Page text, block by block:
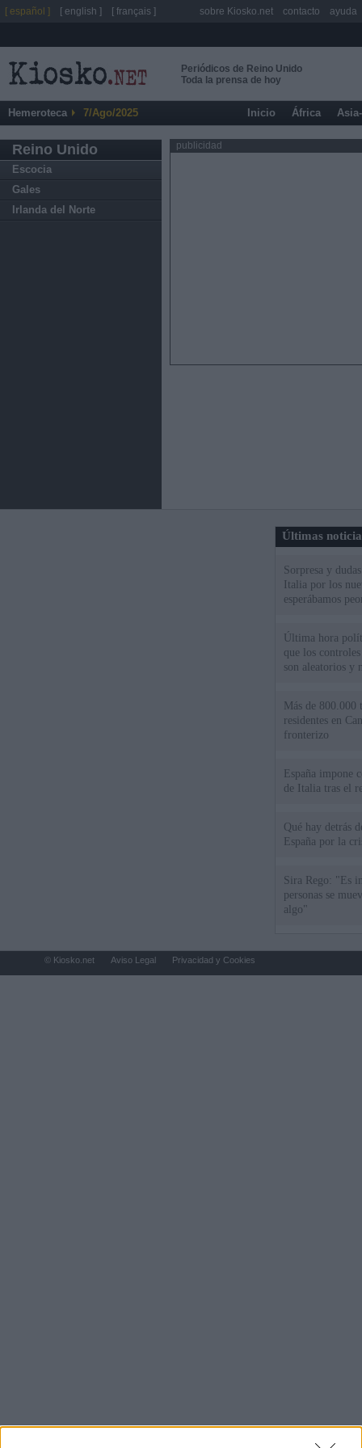
Periódicos de Reino Unido
Toda la prensa de hoy
Hemeroteca 7/Ago/2025 Inicio África
Reino Unido
Escocia
Gales
Irlanda del Norte
publicidad
Últimas
Sorpresa y
Italia por los
esperábamos
Última hora
que los
son aleatorios y
Más de 800.000
residentes en
fronterizo
España impone
de Italia tras el
Qué hay detrás
España por la
Sira Rego: "Es
personas se
algo"
[ español ] [ english ] [ français ] sobre Kiosko.net contacto ayuda
© Kiosko.net Aviso Legal Privacidad y Cookies